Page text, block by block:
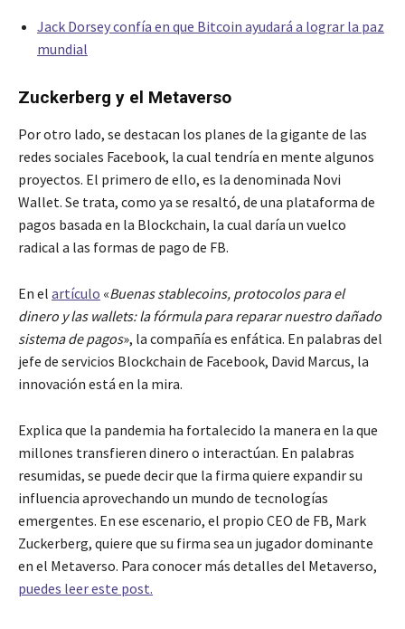
Jack Dorsey confía en que Bitcoin ayudará a lograr la paz
mundial
Zuckerberg y el Metaverso
Por otro lado, se destacan los planes de la gigante de las
redes sociales Facebook, la cual tendría en mente algunos
proyectos. El primero de ello, es la denominada Novi
Wallet. Se trata, como ya se resaltó, de una plataforma de
pagos basada en la Blockchain, la cual daría un vuelco
radical a las formas de pago de FB.
En el artículo «Buenas stablecoins, protocolos para el
dinero y las wallets: la fórmula para reparar nuestro dañado
sistema de pagos», la compañía es enfática. En palabras del
jefe de servicios Blockchain de Facebook, David Marcus, la
innovación está en la mira.
Explica que la pandemia ha fortalecido la manera en la que
millones transfieren dinero o interactúan. En palabras
resumidas, se puede decir que la firma quiere expandir su
influencia aprovechando un mundo de tecnologías
emergentes. En ese escenario, el propio CEO de FB, Mark
Zuckerberg, quiere que su firma sea un jugador dominante
en el Metaverso. Para conocer más detalles del Metaverso,
puedes leer este post.